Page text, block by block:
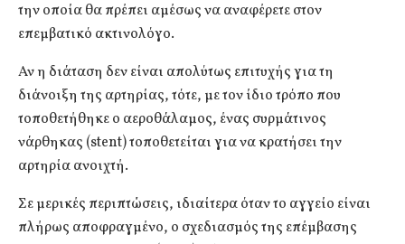
την οποία θα πρέπει αμέσως να αναφέρετε στον
επεμβατικό ακτινολόγο.
Αν η διάταση δεν είναι απολύτως επιτυχής για τη
διάνοιξη της αρτηρίας, τότε, με τον ίδιο τρόπο που
τοποθετήθηκε ο αεροθάλαμος, ένας συρμάτινος
νάρθηκας (stent) τοποθετείται για να κρατήσει την
αρτηρία ανοιχτή.
Σε μερικές περιπτώσεις, ιδιαίτερα όταν το αγγείο είναι
πλήρως αποφραγμένο, ο σχεδιασμός της επέμβασης